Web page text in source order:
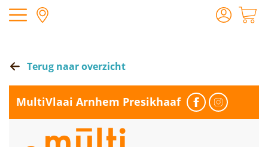
Terug naar overzicht
MultiVlaai Arnhem Presikhaaf